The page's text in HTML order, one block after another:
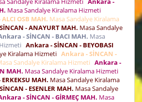
Masa Sandalye Kiralama Hizmeti
OSB MAH. Masa Sandalye Kiralama
- ANAYURT MAH. Masa Sandalye
- SİNCAN - BACI MAH. Masa
Ankara - SİNCAN - BEYOBASI
Kiralama Hizmeti Ankara - SİNCAN -
Sandalye Kiralama Hizmeti Ankara -
MAH. Masa Sandalye Kiralama Hizmeti
MAH. Masa Sandalye Kiralama
- ESENLER MAH. Masa Sandalye
- SİNCAN - GİRMEÇ MAH. Masa